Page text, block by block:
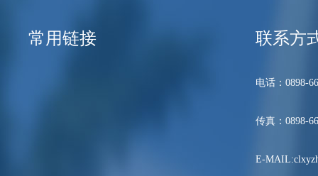
常用链接 联系方
电话：0898-
传真：0898-
E-